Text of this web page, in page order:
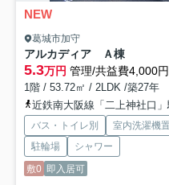
NEW
葛城市加守
アルカディア Ａ棟
5.3万円 管理/共益費4,000円
1階 / 53.72㎡ / 2LDK /築27年
近鉄南大阪線「二上神社口
バス・トイレ別 室内洗濯機
駐輪場
シャワー
敷0 即入居可